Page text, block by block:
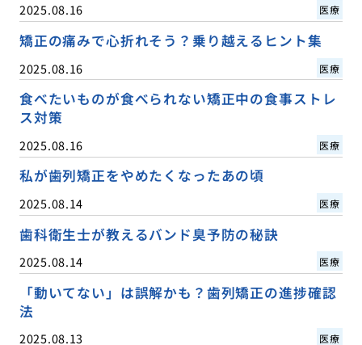
2025.08.16 医療
矯正の痛みで心折れそう？乗り越えるヒント集
2025.08.16 医療
食べたいものが食べられない矯正中の食事ストレ
ス対策
2025.08.16 医療
私が歯列矯正をやめたくなったあの頃
2025.08.14 医療
歯科衛生士が教えるバンド臭予防の秘訣
2025.08.14 医療
「動いてない」は誤解かも？歯列矯正の進捗確認
法
2025.08.13 医療